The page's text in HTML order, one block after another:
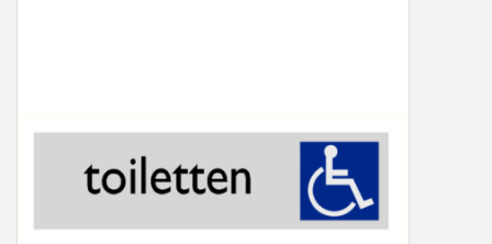
Brievenbussen
Freesletters